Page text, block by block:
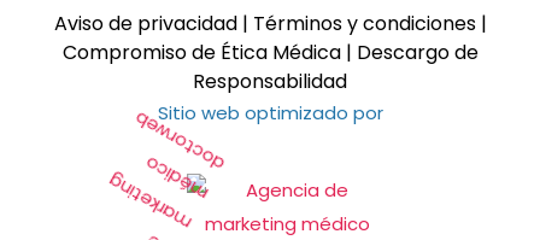
Aviso de privacidad| Términos y condiciones|
Compromiso de Ética Médica| Descargo de
Responsabilidad
Sitio web optimizado por